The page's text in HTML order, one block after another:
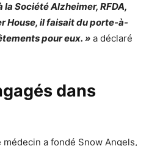
Société Alzheimer, RFDA,
House, il faisait du porte-à-
pour eux. » a déclaré
dans
a fondé Snow Angels,